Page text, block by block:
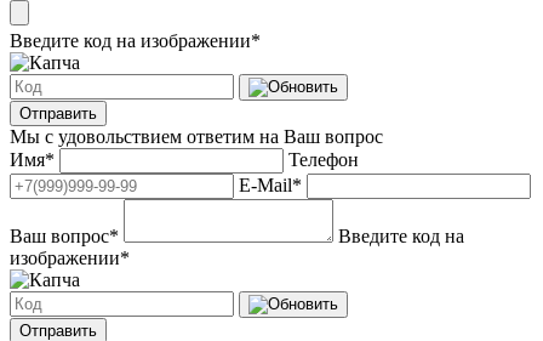
Введите код на изображении*
Отправить
Мы с удовольствием ответим на Ваш вопрос
Имя*
Телефон
E-Mail*
Ваш вопрос*
Введите код на
изображении*
Отправить